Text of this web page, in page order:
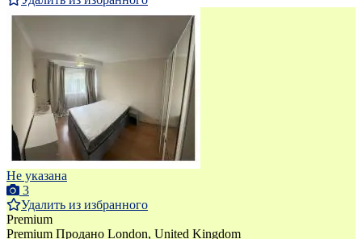
Не указана
3
Удалить из избранного
Premium
Premium Продано London, United Kingdom